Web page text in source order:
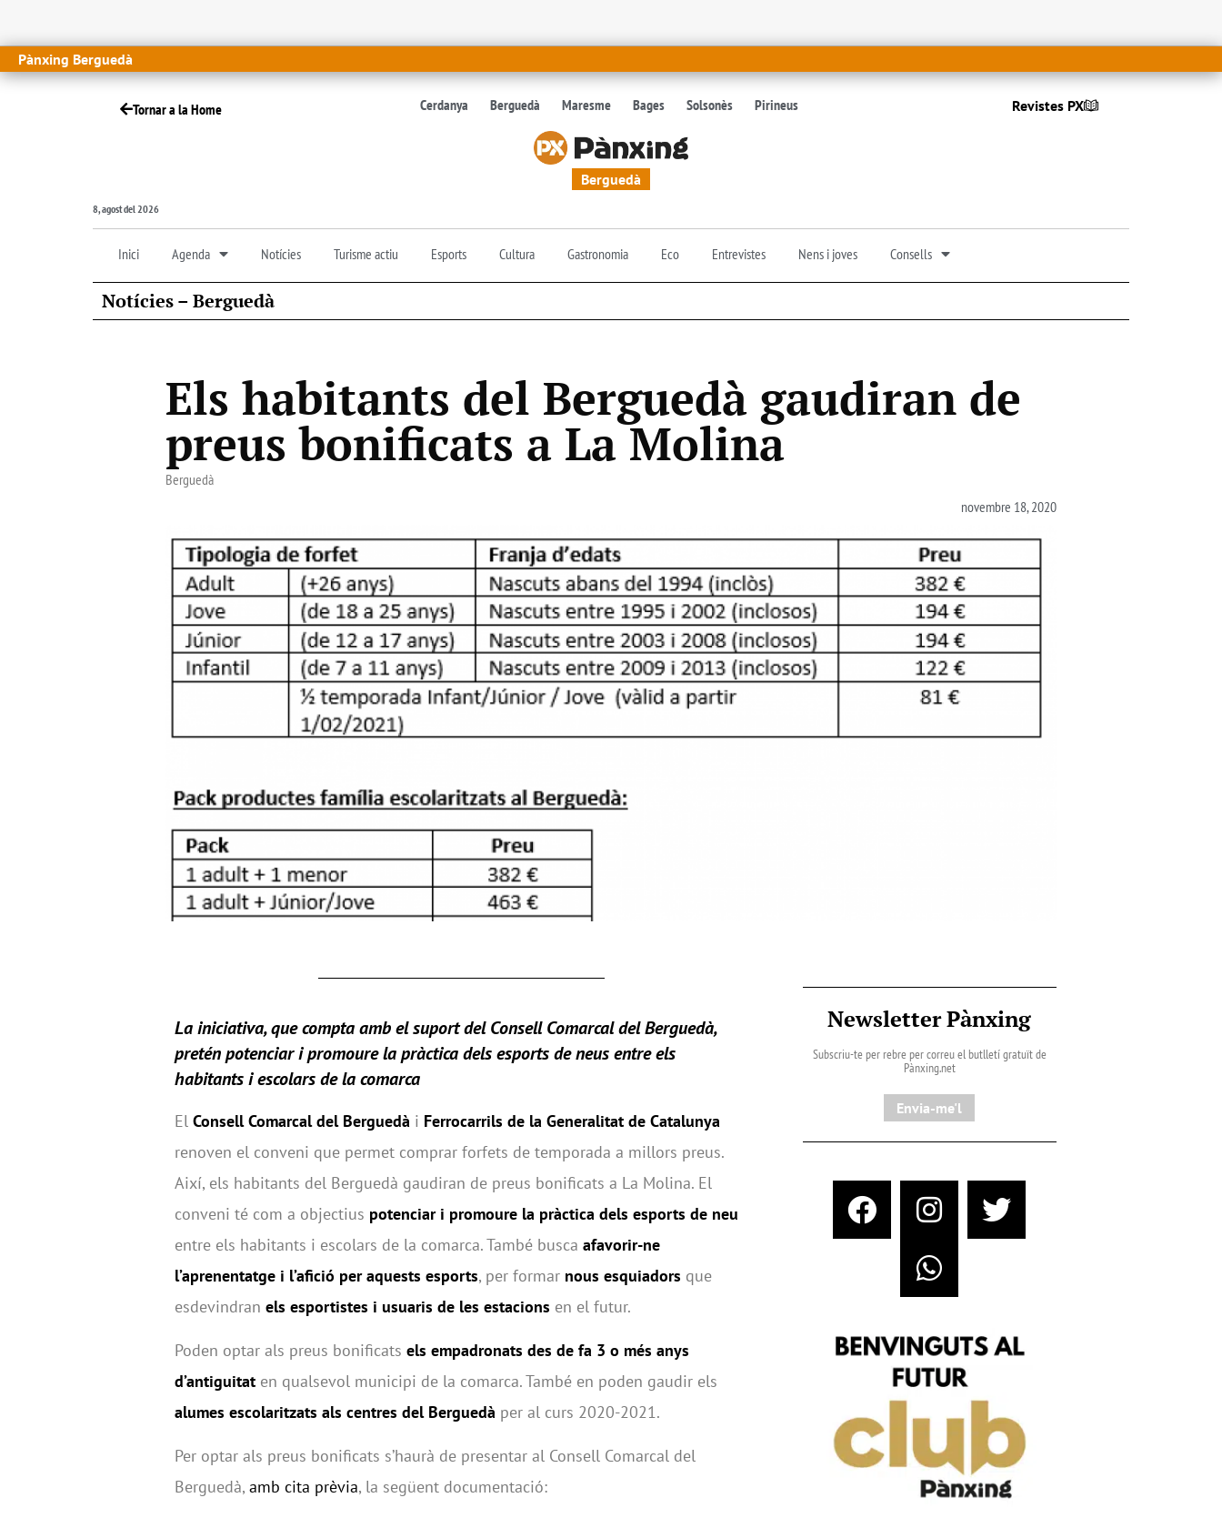
Pànxing Berguedà
Tornar a la Home Cerdanya Berguedà Maresme Bages Solsonès Pirineus Revistes PX
Berguedà
8, agost del 2026
Inici Agenda Notícies Turisme actiu Esports Cultura Gastronomia Eco Entrevistes Nens i joves Consells
Notícies – Berguedà
Els habitants del Berguedà gaudiran de
preus bonificats a La Molina
Berguedà
novembre 18, 2020
La iniciativa, que compta amb el suport del Consell Comarcal del Berguedà,
pretén potenciar i promoure la pràctica dels esports de neus entre els
habitants i escolars de la comarca
El Consell Comarcal del Berguedà i Ferrocarrils de la Generalitat de Catalunya
renoven el conveni que permet comprar forfets de temporada a millors preus.
Així, els habitants del Berguedà gaudiran de preus bonificats a La Molina. El
conveni té com a objectius potenciar i promoure la pràctica dels esports de neu
entre els habitants i escolars de la comarca. També busca afavorir-ne
l’aprenentatge i l’afició per aquests esports, per formar nous esquiadors que
esdevindran els esportistes i usuaris de les estacions en el futur.
Poden optar als preus bonificats els empadronats des de fa 3 o més anys
d’antiguitat en qualsevol municipi de la comarca. També en poden gaudir els
alumes escolaritzats als centres del Berguedà per al curs 2020-2021.
Per optar als preus bonificats s’haurà de presentar al Consell Comarcal del
Berguedà, amb cita prèvia, la següent documentació:
Newsletter Pànxing
Subscriu-te per rebre per correu el butlletí gratuït de
Pànxing.net​
Envia-me'l